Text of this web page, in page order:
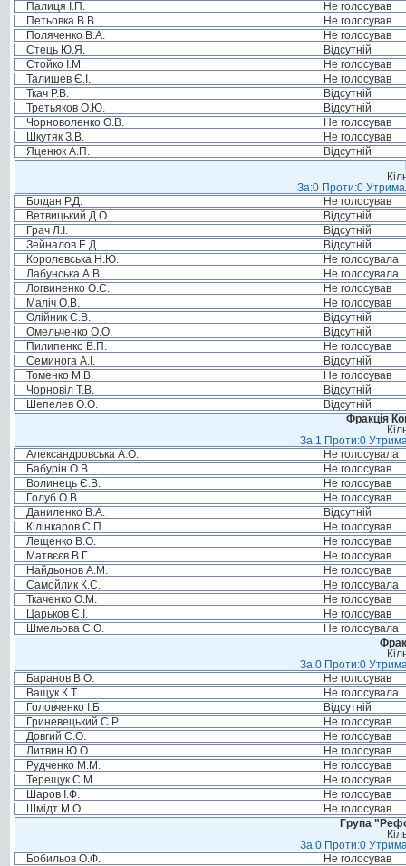
Палиця І.П.
Не голосував
Петьовка В.В.
Не голосував
Поляченко В.А.
Не голосував
Стець Ю.Я.
Відсутній
Стойко І.М.
Не голосував
Талишев Є.І.
Не голосував
Ткач Р.В.
Відсутній
Третьяков О.Ю.
Відсутній
Чорноволенко О.В.
Не голосував
Шкутяк З.В.
Не голосував
Яценюк А.П.
Відсутній
За:0 Проти:0
Богдан Р.Д.
Не голосував
Ветвицький Д.О.
Відсутній
Грач Л.І.
Відсутній
Зейналов Е.Д.
Відсутній
Королевська Н.Ю.
Не голосувала
Лабунська А.В.
Не голосувала
Логвиненко О.С.
Не голосував
Маліч О.В.
Не голосував
Олійник С.В.
Відсутній
Омельченко О.О.
Відсутній
Пилипенко В.П.
Не голосував
Семинога А.І.
Відсутній
Томенко М.В.
Не голосував
Чорновіл Т.В.
Відсутній
Шепелев О.О.
Відсутній
Фракція
За:1 Проти:0
Александровська А.О.
Не голосувала
Бабурін О.В.
Не голосував
Волинець Є.В.
Не голосував
Голуб О.В.
Не голосував
Даниленко В.А.
Відсутній
Кілінкаров С.П.
Не голосував
Лещенко В.О.
Не голосував
Матвєєв В.Г.
Не голосував
Найдьонов А.М.
Не голосував
Самойлик К.С.
Не голосувала
Ткаченко О.М.
Не голосував
Царьков Є.І.
Не голосував
Шмельова С.О.
Не голосувала
За:0 Проти:0
Баранов В.О.
Не голосував
Ващук К.Т.
Не голосувала
Головченко І.Б.
Відсутній
Гриневецький С.Р.
Не голосував
Довгий С.О.
Не голосував
Литвин Ю.О.
Не голосував
Рудченко М.М.
Не голосував
Терещук С.М.
Не голосував
Шаров І.Ф.
Не голосував
Шмідт М.О.
Не голосував
Група
За:0 Проти:0
Бобильов О.Ф.
Не голосував